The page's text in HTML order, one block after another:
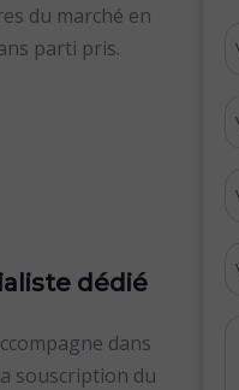
du marché en
parti pris.
dédié
dans
souscription du